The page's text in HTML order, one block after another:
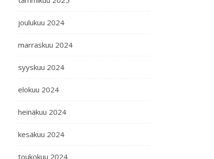
joulukuu 2024
marraskuu 2024
syyskuu 2024
elokuu 2024
heinäkuu 2024
kesäkuu 2024
toukokuu 2024